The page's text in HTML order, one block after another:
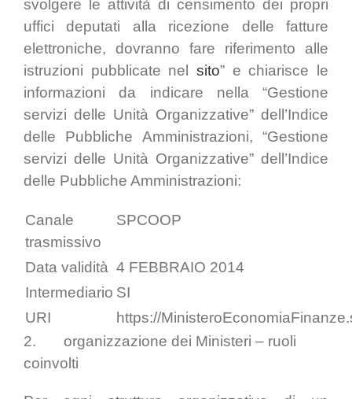
svolgere le attività di censimento dei propri
uffici deputati alla ricezione delle fatture
elettroniche, dovranno fare riferimento alle
istruzioni pubblicate nel sito” e chiarisce le
informazioni da indicare nella “Gestione
servizi delle Unità Organizzative” dell’Indice
delle Pubbliche Amministrazioni, “Gestione
servizi delle Unità Organizzative” dell’Indice
delle Pubbliche Amministrazioni:
Canale
trasmissivo
SPCOOP
Data validità 4 FEBBRAIO 2014
Intermediario SI
URI
https://
2. organizzazione dei Ministeri – ruoli
coinvolti